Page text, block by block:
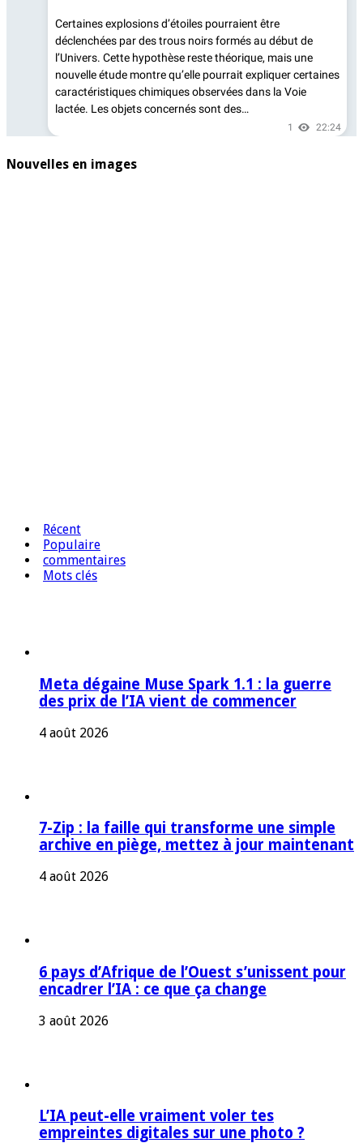
Nouvelles en images
Récent
Populaire
commentaires
Mots clés
Meta dégaine Muse Spark 1.1 : la guerre
des prix de l’IA vient de commencer
4 août 2026
7-Zip : la faille qui transforme une simple
archive en piège, mettez à jour maintenant
4 août 2026
6 pays d’Afrique de l’Ouest s’unissent pour
encadrer l’IA : ce que ça change
3 août 2026
L’IA peut-elle vraiment voler tes
empreintes digitales sur une photo ?